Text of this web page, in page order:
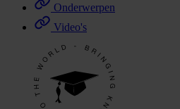
Onderwerpen
Video's